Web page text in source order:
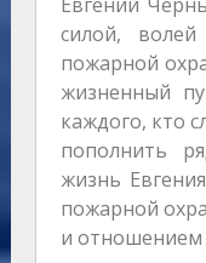
Евгений
силой,
пожарной
жизненный
каждого, кто
пополнить
жизнь
пожарной
и